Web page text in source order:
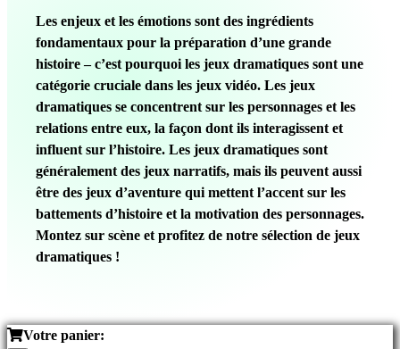
Les enjeux et les émotions sont des ingrédients
fondamentaux pour la préparation d’une grande
histoire – c’est pourquoi les jeux dramatiques sont une
catégorie cruciale dans les jeux vidéo. Les jeux
dramatiques se concentrent sur les personnages et les
relations entre eux, la façon dont ils interagissent et
influent sur l’histoire. Les jeux dramatiques sont
généralement des jeux narratifs, mais ils peuvent aussi
être des jeux d’aventure qui mettent l’accent sur les
battements d’histoire et la motivation des personnages.
Montez sur scène et profitez de notre sélection de jeux
dramatiques !
Votre panier: